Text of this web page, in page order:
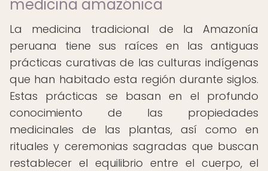
medicina amazónica
La medicina tradicional de la Amazonía
peruana tiene sus raíces en las antiguas
prácticas curativas de las culturas indígenas
que han habitado esta región durante siglos.
Estas prácticas se basan en el profundo
conocimiento de las propiedades
medicinales de las plantas, así como en
rituales y ceremonias sagradas que buscan
restablecer el equilibrio entre el cuerpo, el